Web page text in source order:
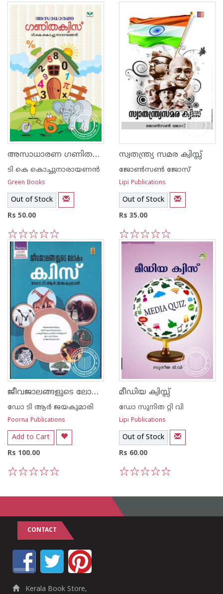
അസാധാരണ ഗണിതക്വിസ്
ടി കെ കൊച്ചുനാരായണന്‍
Green Books
Out of Stock
Rs 50.00
5
4
3
2
1
സ്വതന്ത്ര്യ സമര ക്വിസ്സ്
ജോണ്‍സണ്‍ ജോസ്
Lipi Publications
Out of Stock
Rs 35.00
5
4
3
2
1
ജീവജാലങ്ങളുടെ ലോകം ക്വിസ്സ്
ഡോ ടി ആര്‍ ജയകുമാരി
Poorna Publications
Add to Cart
Rs 100.00
മീഡിയ ക്വിസ്സ്
ഡോ സുനിത റ്റി വി
Lipi Publications
Out of Stock
Rs 60.00
CONTACT
Kerala Book Store,